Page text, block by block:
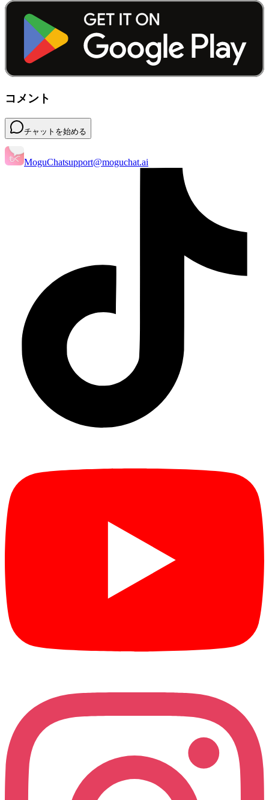
コメント
チャットを始める
MoguChatsupport@moguchat.ai